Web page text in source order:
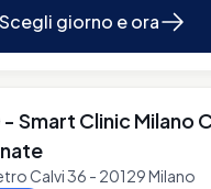
Scegli giorno e ora
- Smart Clinic Milano
Calvi 36 - 20129 Milano